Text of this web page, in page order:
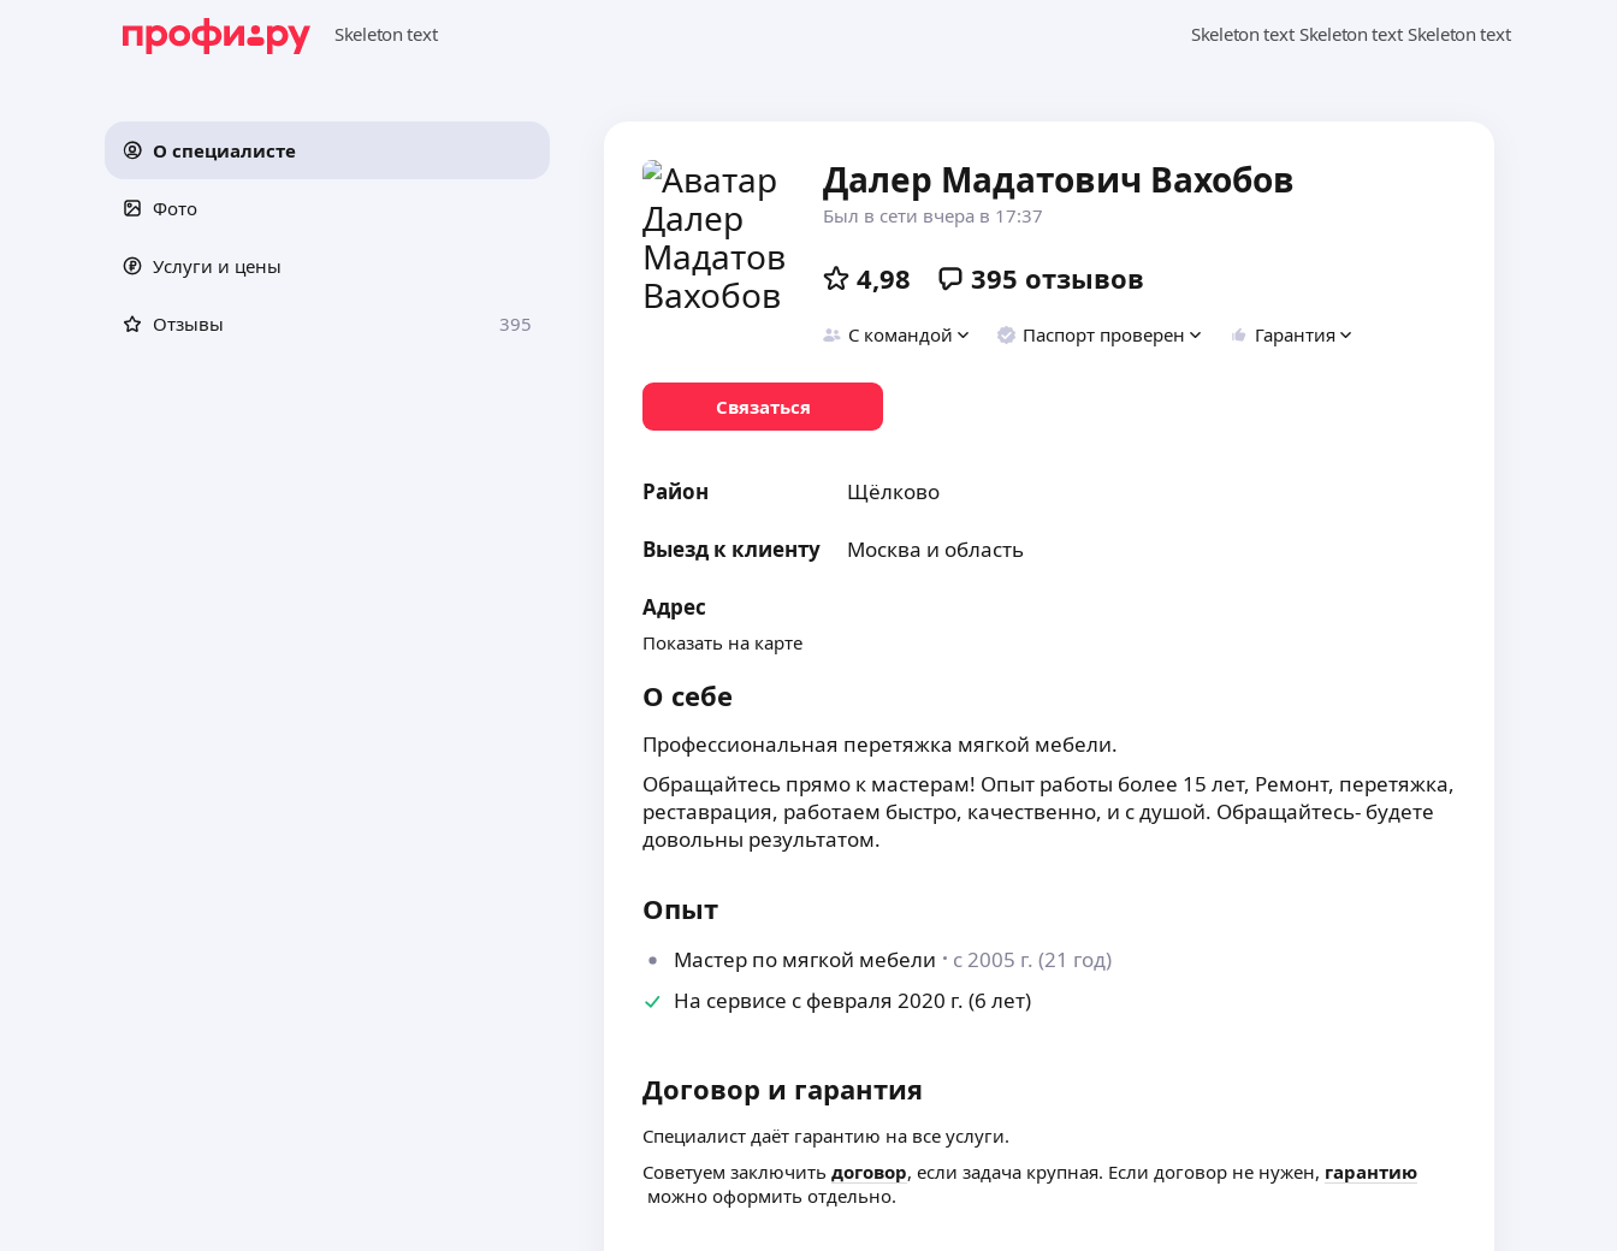
О специалисте
Фото
Услуги и цены
Отзывы 395
Далер Мадатович Вахобов
Был в сети вчера в 17:37
4,98 395 отзывов
С командой Паспорт проверен Гарантия
Связаться
Район Щёлково
Выезд к клиенту Москва и область
Адрес
Показать на карте
О себе
Профессиональная перетяжка мягкой мебели.
Обращайтесь прямо к мастерам! Опыт работы более 15 лет, Ремонт, перетяжка,
реставрация, работаем быстро, качественно, и с душой. Обращайтесь- будете
довольны результатом.
Опыт
Мастер по мягкой мебели
с 2005 г. (21 год)
На сервисе с февраля 2020 г. (6 лет)
Договор и гарантия
Специалист даёт гарантию на все услуги.
Советуем заключитьдоговор, если задача крупная. Если договор не нужен, гарантию
можно оформить отдельно.